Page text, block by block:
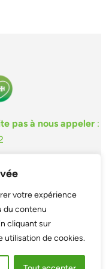
votre expérience
du contenu
cliquant sur
utilisation de cookies.
pas à nous appeler :